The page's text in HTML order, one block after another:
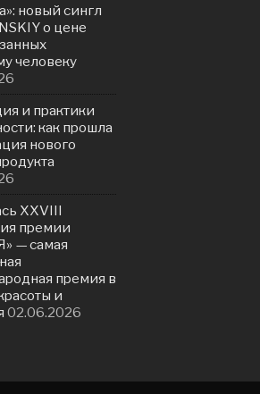
новый сингл
о цене
человеку
и практики
как прошла
нового
ХXVIII
премии
— самая
премия в
и
02.06.2026